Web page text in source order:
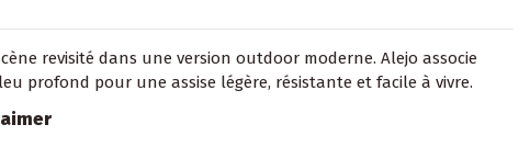
revisité dans une version outdoor moderne. Alejo associe
profond pour une assise légère, résistante et facile à vivre.